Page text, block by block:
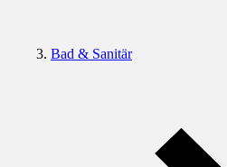
Bad & Sanitär